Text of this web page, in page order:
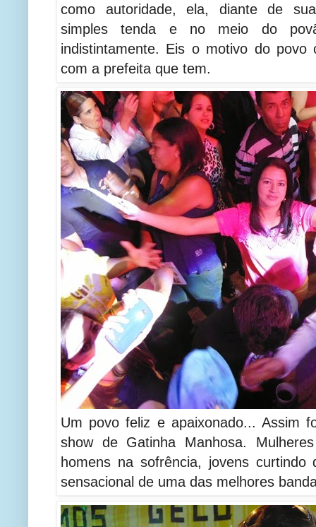
como autoridade, ela, diante de
simples tenda e no meio do
indistintamente. Eis o motivo do povo
com a prefeita que tem.
Um povo feliz e apaixonado... Assim
show de Gatinha Manhosa.
homens na sofrência, jovens curtindo
sensacional de uma das melhores